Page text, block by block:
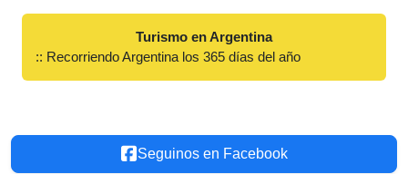
Turismo en Argentina
:: Recorriendo Argentina los 365 días del año
Seguinos en Facebook